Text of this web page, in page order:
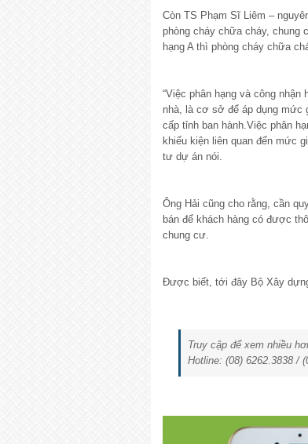
Còn TS Phạm Sĩ Liêm –
phòng cháy chữa cháy, chung
hạng A thì phòng cháy chữa
“Việc phân hạng và công
nhà, là cơ sở để áp dụng mức
cấp tỉnh ban hành.Việc phân
khiếu kiện liên quan đến mức
tư dự án nói.
Ông Hải cũng cho rằng, cần
bán để khách hàng có được
chung cư.
Được biết, tới đây Bộ Xây
Truy cập để xem nhiều
Hotline: (08) 6262.3838 /